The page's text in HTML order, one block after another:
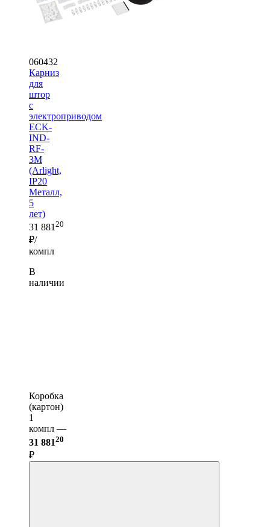
060432
Карниз
для
штор
с
электроприводом
ECK-
IND-
RF-
3M
(Arlight,
IP20
Металл,
5
лет)
31 881 20
₽/
компл
В
наличии
Коробка
(картон)
1
компл —
31 88120
₽